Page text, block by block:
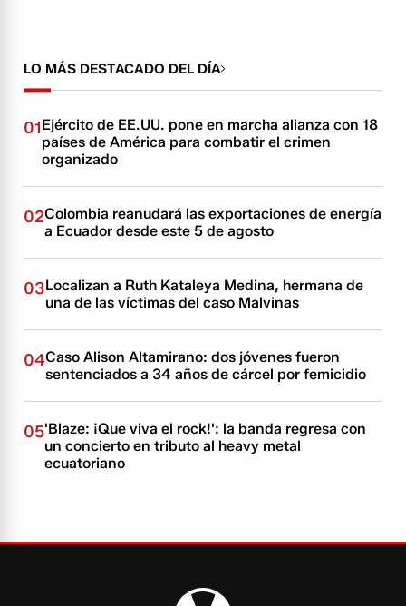
LO MÁS DESTACADO DEL DÍA
01Ejército de EE.UU. pone en marcha alianza con 18
países de América para combatir el crimen
organizado
02Colombia reanudará las exportaciones de energía
a Ecuador desde este 5 de agosto
03Localizan a Ruth Kataleya Medina, hermana de
una de las víctimas del caso Malvinas
04Caso Alison Altamirano: dos jóvenes fueron
sentenciados a 34 años de cárcel por femicidio
05'Blaze: ¡Que viva el rock!': la banda regresa con
un concierto en tributo al heavy metal
ecuatoriano